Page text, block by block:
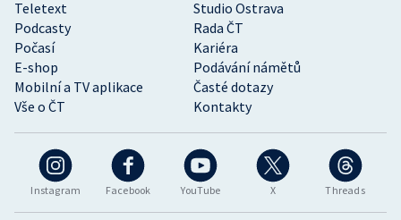
Instagram Facebook YouTube X Threads
Teletext
Studio Ostrava
Podcasty
Rada ČT
Počasí
Kariéra
E-shop
Podávání námětů
Mobilní a TV aplikace
Časté dotazy
Vše o ČT
Kontakty